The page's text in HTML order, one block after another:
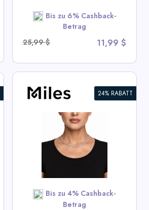
Bis zu 6% Cashback-
Betrag
25,99 $
11,99 $
24% RABATT
Bis zu 4% Cashback-
Betrag